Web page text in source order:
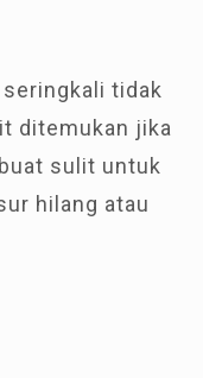
tidak
ditemukan jika
sulit untuk
hilang atau